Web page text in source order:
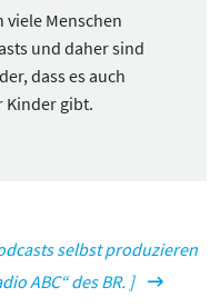
viele Menschen
und daher sind
dass es auch
Kinder gibt.
selbst produzieren
ABC“ des BR. ]